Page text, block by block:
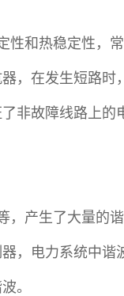
性和热稳定性，
，在发生短路时
非故障线路上的
，产生了大量的
，电力系统中谐
。